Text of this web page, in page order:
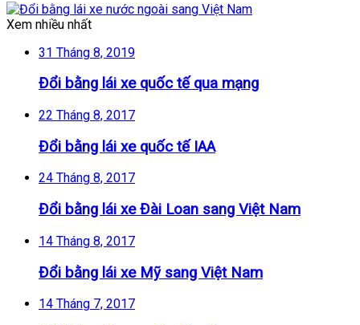
Xem nhiều nhất
31 Tháng 8, 2019
Đổi bằng lái xe quốc tế qua mạng
22 Tháng 8, 2017
Đổi bằng lái xe quốc tế IAA
24 Tháng 8, 2017
Đổi bằng lái xe Đài Loan sang Việt Nam
14 Tháng 8, 2017
Đổi bằng lái xe Mỹ sang Việt Nam
14 Tháng 7, 2017